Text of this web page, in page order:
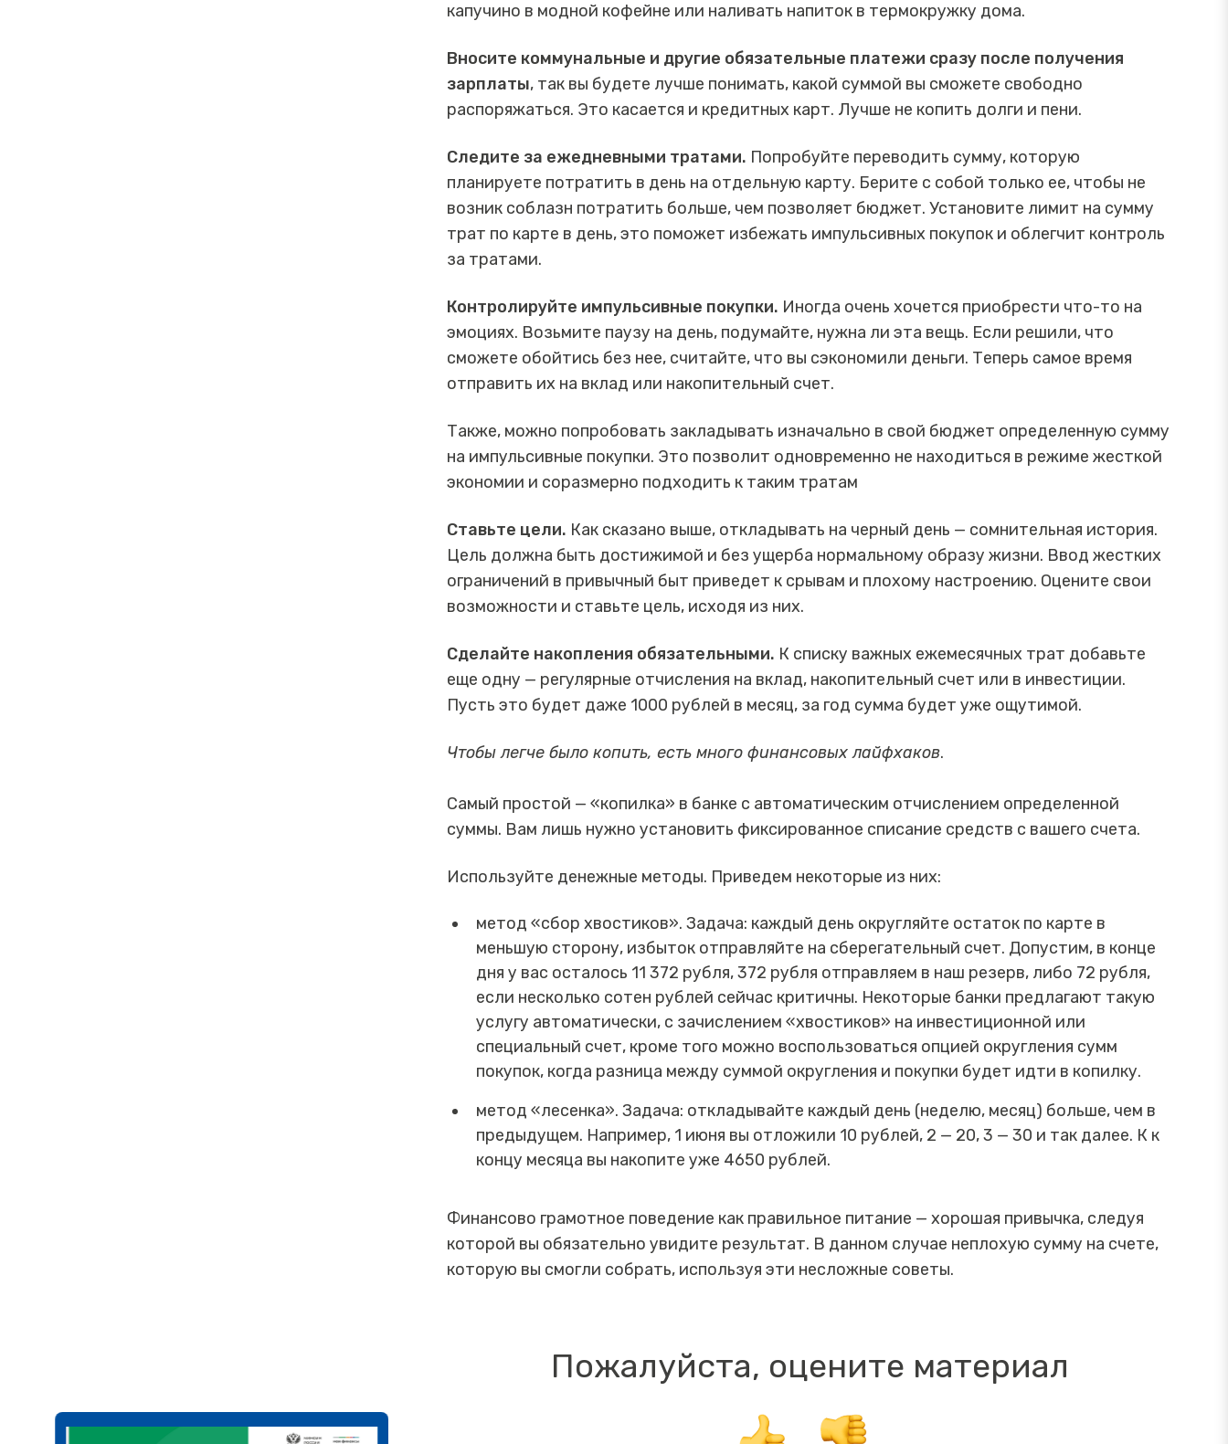
капучино в модной кофейне или наливать напиток в термокружку дома.
Вносите коммунальные и другие обязательные платежи сразу после получения
зарплаты, так вы будете лучше понимать, какой суммой вы сможете свободно
распоряжаться. Это касается и кредитных карт. Лучше не копить долги и пени.
Следите за ежедневными тратами. Попробуйте переводить сумму, которую
планируете потратить в день на отдельную карту. Берите с собой только ее, чтобы не
возник соблазн потратить больше, чем позволяет бюджет. Установите лимит на сумму
трат по карте в день, это поможет избежать импульсивных покупок и облегчит контроль
за тратами.
Контролируйте импульсивные покупки. Иногда очень хочется приобрести что-то на
эмоциях. Возьмите паузу на день, подумайте, нужна ли эта вещь. Если решили, что
сможете обойтись без нее, считайте, что вы сэкономили деньги. Теперь самое время
отправить их на вклад или накопительный счет.
Также, можно попробовать закладывать изначально в свой бюджет определенную сумму
на импульсивные покупки. Это позволит одновременно не находиться в режиме жесткой
экономии и соразмерно подходить к таким тратам
Ставьте цели. Как сказано выше, откладывать на черный день — сомнительная история.
Цель должна быть достижимой и без ущерба нормальному образу жизни. Ввод жестких
ограничений в привычный быт приведет к срывам и плохому настроению. Оцените свои
возможности и ставьте цель, исходя из них.
Сделайте накопления обязательными. К списку важных ежемесячных трат добавьте
еще одну — регулярные отчисления на вклад, накопительный счет или в инвестиции.
Пусть это будет даже 1000 рублей в месяц, за год сумма будет уже ощутимой.
Чтобы легче было копить, есть много финансовых лайфхаков.
Самый простой — «‎копилка» в банке с автоматическим отчислением определенной
суммы. Вам лишь нужно установить фиксированное списание средств с вашего счета.
Используйте денежные методы. Приведем некоторые из них:
метод «‎сбор хвостиков». Задача: каждый день округляйте остаток по карте в
меньшую сторону, избыток отправляйте на сберегательный счет. Допустим, в конце
дня у вас осталось 11 372 рубля, 372 рубля отправляем в наш резерв, либо 72 рубля,
если несколько сотен рублей сейчас критичны. Некоторые банки предлагают такую
услугу автоматически, с зачислением «хвостиков» на инвестиционной или
специальный счет, кроме того можно воспользоваться опцией округления сумм
покупок, когда разница между суммой округления и покупки будет идти в копилку.
метод «‎лесенка». Задача: откладывайте каждый день (неделю, месяц) больше, чем в
предыдущем. Например, 1 июня вы отложили 10 рублей, 2 — 20, 3 — 30 и так далее. К к
концу месяца вы накопите уже 4650 рублей.
Финансово грамотное поведение как правильное питание — хорошая привычка, следуя
которой вы обязательно увидите результат. В данном случае неплохую сумму на счете,
которую вы смогли собрать, используя эти несложные советы.
Пожалуйста, оцените материал